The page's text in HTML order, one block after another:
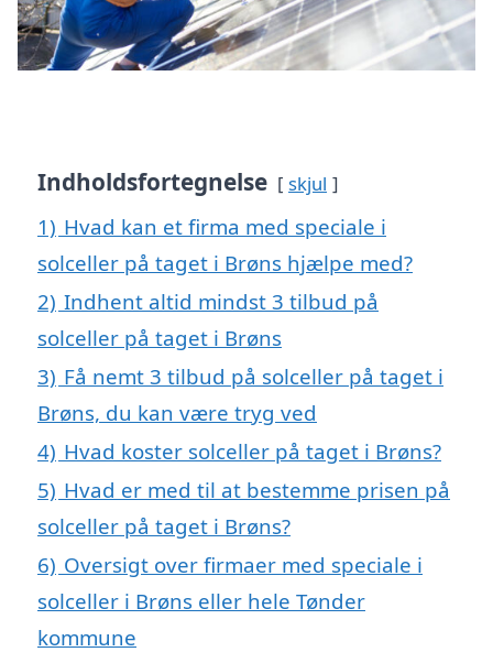
Indholdsfortegnelse skjul
1) Hvad kan et firma med speciale i
solceller på taget i Brøns hjælpe med?
2) Indhent altid mindst 3 tilbud på
solceller på taget i Brøns
3) Få nemt 3 tilbud på solceller på taget i
Brøns, du kan være tryg ved
4) Hvad koster solceller på taget i Brøns?
5) Hvad er med til at bestemme prisen på
solceller på taget i Brøns?
6) Oversigt over firmaer med speciale i
solceller i Brøns eller hele Tønder
kommune